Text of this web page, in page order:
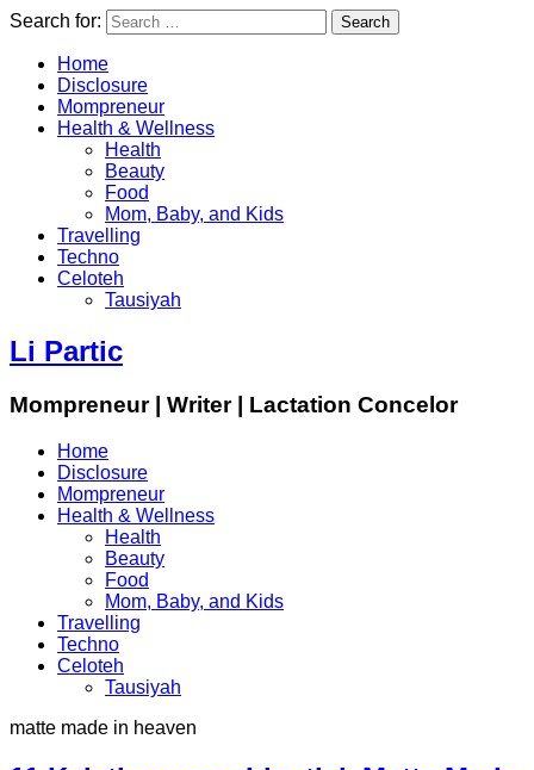
Search for:
Home
Disclosure
Mompreneur
Health & Wellness
Health
Beauty
Food
Mom, Baby, and Kids
Travelling
Techno
Celoteh
Tausiyah
Li Partic
Mompreneur | Writer | Lactation Concelor
Home
Disclosure
Mompreneur
Health & Wellness
Health
Beauty
Food
Mom, Baby, and Kids
Travelling
Techno
Celoteh
Tausiyah
matte made in heaven